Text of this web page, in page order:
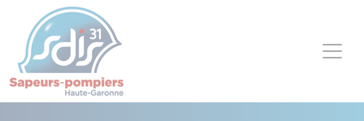
Panneau de gestion des cookies